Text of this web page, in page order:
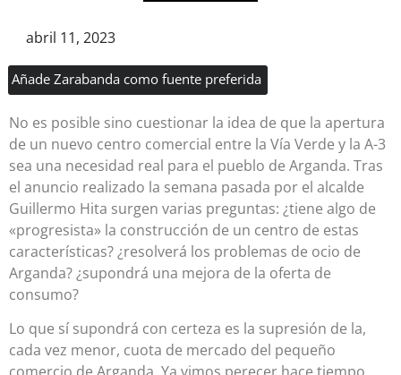
abril 11, 2023
Añade Zarabanda como fuente preferida
No es posible sino cuestionar la idea de que la apertura
de un nuevo centro comercial entre la Vía Verde y la A-3
sea una necesidad real para el pueblo de Arganda. Tras
el anuncio realizado la semana pasada por el alcalde
Guillermo Hita surgen varias preguntas: ¿tiene algo de
«progresista» la construcción de un centro de estas
características? ¿resolverá los problemas de ocio de
Arganda? ¿supondrá una mejora de la oferta de
consumo?
Lo que sí supondrá con certeza es la supresión de la,
cada vez menor, cuota de mercado del pequeño